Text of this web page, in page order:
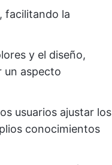
facilitando la
y el diseño,
un aspecto
usuarios ajustar los
conocimientos